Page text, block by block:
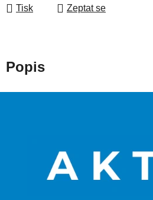
Tisk Zeptat se
Popis